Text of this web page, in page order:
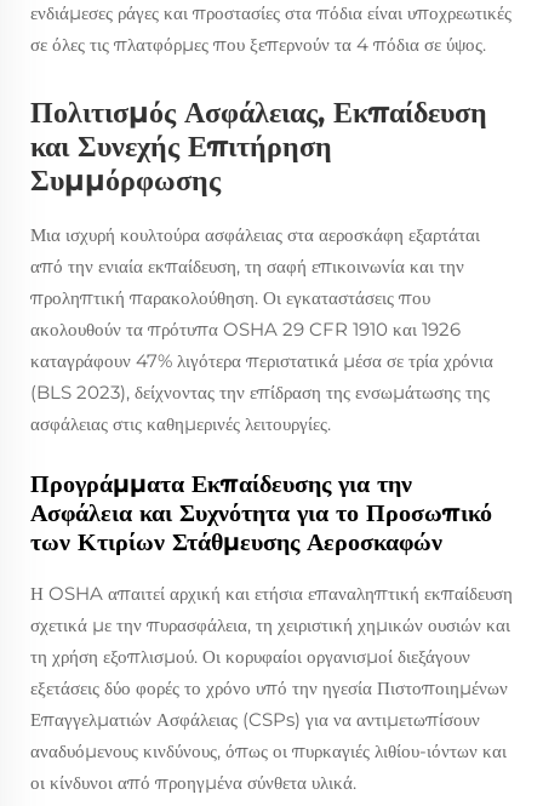
ενδιάμεσες ράγες και προστασίες στα πόδια είναι υποχρεωτικές
σε όλες τις πλατφόρμες που ξεπερνούν τα 4 πόδια σε ύψος.
Πολιτισμός Ασφάλειας, Εκπαίδευση
και Συνεχής Επιτήρηση
Συμμόρφωσης
Μια ισχυρή κουλτούρα ασφάλειας στα αεροσκάφη εξαρτάται
από την ενιαία εκπαίδευση, τη σαφή επικοινωνία και την
προληπτική παρακολούθηση. Οι εγκαταστάσεις που
ακολουθούν τα πρότυπα OSHA 29 CFR 1910 και 1926
καταγράφουν 47% λιγότερα περιστατικά μέσα σε τρία χρόνια
(BLS 2023), δείχνοντας την επίδραση της ενσωμάτωσης της
ασφάλειας στις καθημερινές λειτουργίες.
Προγράμματα Εκπαίδευσης για την
Ασφάλεια και Συχνότητα για το Προσωπικό
των Κτιρίων Στάθμευσης Αεροσκαφών
Η OSHA απαιτεί αρχική και ετήσια επαναληπτική εκπαίδευση
σχετικά με την πυρασφάλεια, τη χειριστική χημικών ουσιών και
τη χρήση εξοπλισμού. Οι κορυφαίοι οργανισμοί διεξάγουν
εξετάσεις δύο φορές το χρόνο υπό την ηγεσία Πιστοποιημένων
Επαγγελματιών Ασφάλειας (CSPs) για να αντιμετωπίσουν
αναδυόμενους κινδύνους, όπως οι πυρκαγιές λιθίου-ιόντων και
οι κίνδυνοι από προηγμένα σύνθετα υλικά.